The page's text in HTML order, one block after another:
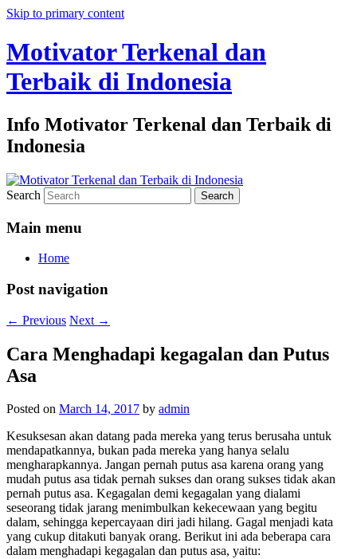
Skip to primary content
Motivator Terkenal dan
Terbaik di Indonesia
Info Motivator Terkenal dan Terbaik di
Indonesia
Search
Main menu
Home
Post navigation
← Previous Next →
Cara Menghadapi kegagalan dan Putus
Asa
Posted on March 14, 2017 by admin
Kesuksesan akan datang pada mereka yang terus berusaha untuk
mendapatkannya, bukan pada mereka yang hanya selalu
mengharapkannya. Jangan pernah putus asa karena orang yang
mudah putus asa tidak pernah sukses dan orang sukses tidak akan
pernah putus asa. Kegagalan demi kegagalan yang dialami
seseorang tidak jarang menimbulkan kekecewaan yang begitu
dalam, sehingga kepercayaan diri jadi hilang. Gagal menjadi kata
yang cukup ditakuti banyak orang. Berikut ini ada beberapa cara
dalam menghadapi kegagalan dan putus asa, yaitu: